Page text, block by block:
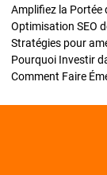
Amplifiez la Portée